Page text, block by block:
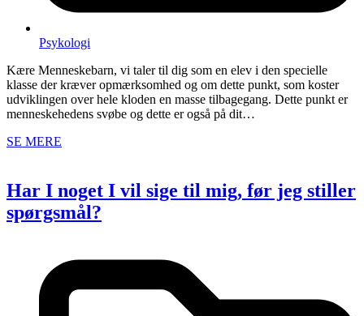
Psykologi
Kære Menneskebarn, vi taler til dig som en elev i den specielle
klasse der kræver opmærksomhed og om dette punkt, som koster
udviklingen over hele kloden en masse tilbagegang. Dette punkt er
menneskehedens svøbe og dette er også på dit…
SE MERE
Har I noget I vil sige til mig, før jeg stiller
spørgsmål?